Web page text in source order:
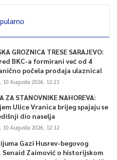
GROZNICA TRESE SARAJEVO:
BKC-a formirani već od 4
počela prodaja ulaznica!
10 Augusta 2026, 12:21
ZA STANOVNIKE NAHOREVA:
Ulice Vranica brijeg spajaju se
dio naselja
10 Augusta 2026, 12:12
Gazi Husrev-begovog
Senaid Zaimović o historijskom